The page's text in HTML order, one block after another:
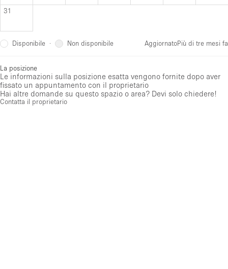
31
Disponibile · Non disponibile AggiornatoPiù di tre mesi fa
La posizione
Le informazioni sulla posizione esatta vengono fornite dopo aver
fissato un appuntamento con il proprietario
Hai altre domande su questo spazio o area? Devi solo chiedere!
Contatta il proprietario